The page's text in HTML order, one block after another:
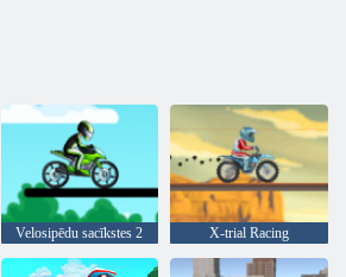
Velosipēdu sacīkstes 2 X-trial Racing